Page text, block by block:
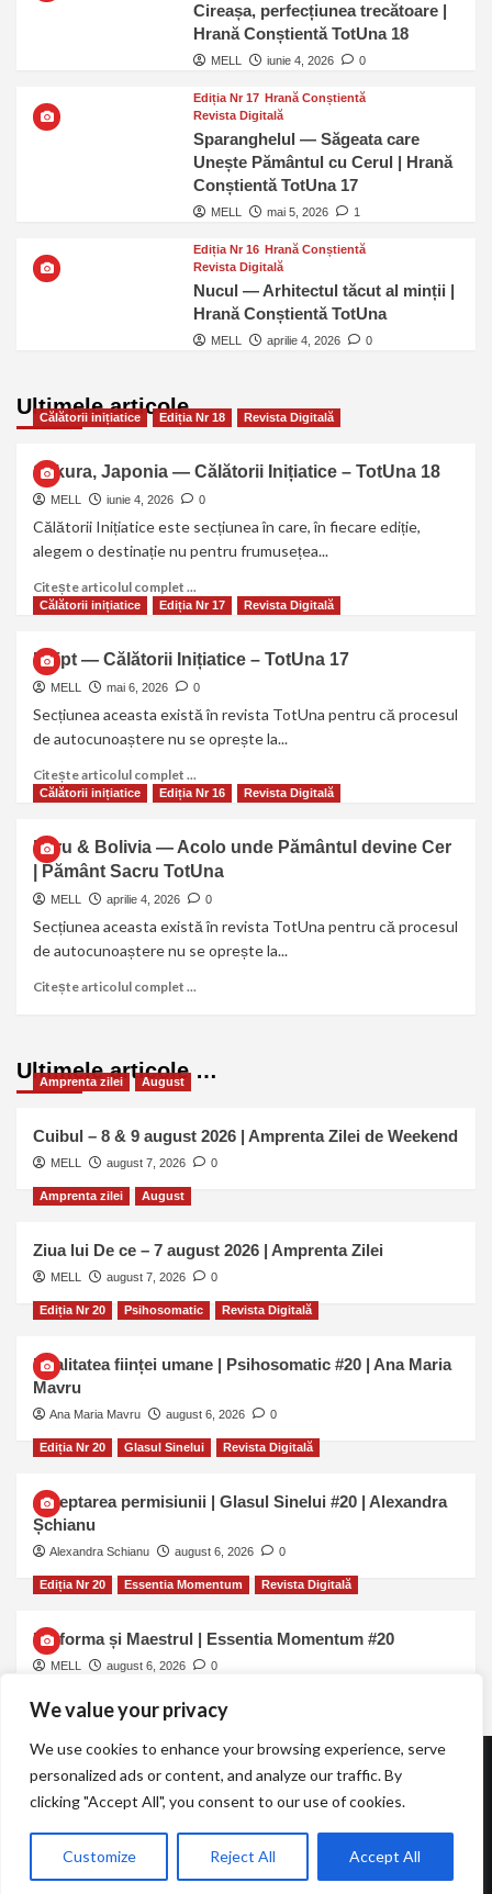
We value your privacy
We use cookies to enhance your browsing experience, serve
personalized ads or content, and analyze our traffic. By
clicking "Accept All", you consent to our use of cookies.
Customize Reject All Accept All
Cireașa, perfecțiunea trecătoare |
Hrană Conștientă TotUna 18
MELL iunie 4, 2026 0
Ediția Nr 17 Hrană Conștientă
Revista Digitală
Sparanghelul — Săgeata care
Unește Pământul cu Cerul | Hrană
Conștientă TotUna 17
MELL mai 5, 2026 1
Ediția Nr 16 Hrană Conștientă
Revista Digitală
Nucul — Arhitectul tăcut al minții |
Hrană Conștientă TotUna
MELL aprilie 4, 2026 0
Ultimele articole
Călătorii inițiatice Ediția Nr 18 Revista Digitală
Sakura, Japonia — Călătorii Inițiatice – TotUna 18
MELL iunie 4, 2026 0
Călătorii Inițiatice este secțiunea în care, în fiecare ediție,
alegem o destinație nu pentru frumusețea...
Citește articolul complet ...
Călătorii inițiatice Ediția Nr 17 Revista Digitală
Egipt — Călătorii Inițiatice – TotUna 17
MELL mai 6, 2026 0
Secțiunea aceasta există în revista TotUna pentru că procesul
de autocunoaștere nu se oprește la...
Citește articolul complet ...
Călătorii inițiatice Ediția Nr 16 Revista Digitală
Peru & Bolivia — Acolo unde Pământul devine Cer
| Pământ Sacru TotUna
MELL aprilie 4, 2026 0
Secțiunea aceasta există în revista TotUna pentru că procesul
de autocunoaștere nu se oprește la...
Citește articolul complet ...
Ultimele articole …
Amprenta zilei August
Cuibul – 8 & 9 august 2026 | Amprenta Zilei de Weekend
MELL august 7, 2026 0
Amprenta zilei August
Ziua lui De ce – 7 august 2026 | Amprenta Zilei
MELL august 7, 2026 0
Ediția Nr 20 Psihosomatic Revista Digitală
Dualitatea ființei umane | Psihosomatic #20 | Ana Maria
Mavru
Ana Maria Mavru august 6, 2026 0
Ediția Nr 20 Glasul Sinelui Revista Digitală
Așteptarea permisiunii | Glasul Sinelui #20 | Alexandra
Șchianu
Alexandra Schianu august 6, 2026 0
Ediția Nr 20 Essentia Momentum Revista Digitală
Uniforma și Maestrul | Essentia Momentum #20
MELL august 6, 2026 0
Revista TOT.UNA | Essentia Momentum
Copyright © Revista TOT UNA | The Meditation Academy |
2026